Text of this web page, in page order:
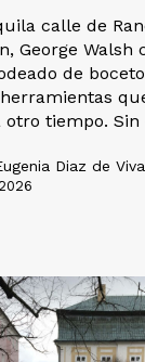
calle de
George Walsh
de
otro tiempo.
Diaz de